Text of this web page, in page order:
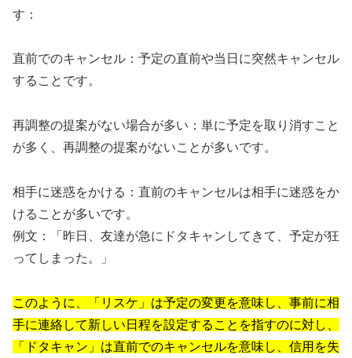
す：
直前でのキャンセル：予定の直前や当日に突然キャンセル
することです。
再調整の提案がない場合が多い：単に予定を取り消すこと
が多く、再調整の提案がないことが多いです。
相手に迷惑をかける：直前のキャンセルは相手に迷惑をか
けることが多いです。
例文：「昨日、友達が急にドタキャンしてきて、予定が狂
ってしまった。」
このように、「リスケ」は予定の変更を意味し、事前に相
手に連絡して新しい日程を設定することを指すのに対し、
「ドタキャン」は直前でのキャンセルを意味し、信用を失